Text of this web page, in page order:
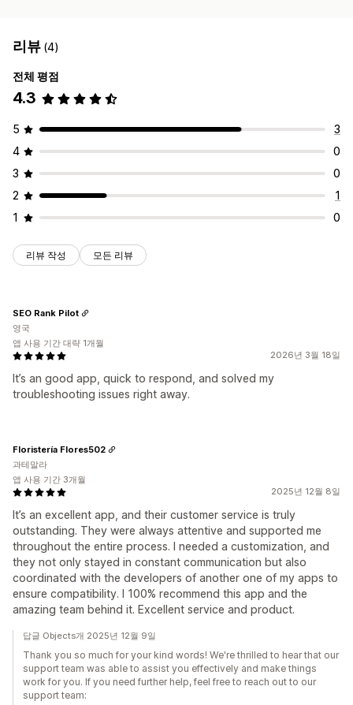
리뷰 (4)
전체 평점
4.3
5
3
4
0
3
0
2
1
1
0
리뷰 작성 모든 리뷰
2026년 3월 18일
It’s an good app, quick to respond, and solved my
troubleshooting issues right away.
SEO Rank Pilot
영국
앱 사용 기간 대략 1개월
2025년 12월 8일
It’s an excellent app, and their customer service is truly
outstanding. They were always attentive and supported me
throughout the entire process. I needed a customization, and
they not only stayed in constant communication but also
coordinated with the developers of another one of my apps to
ensure compatibility. I 100% recommend this app and the
amazing team behind it. Excellent service and product.
Floristería Flores502
과테말라
앱 사용 기간 3개월
답글 Objects개 2025년 12월 9일
Thank you so much for your kind words! We're thrilled to hear that our
support team was able to assist you effectively and make things
work for you. If you need further help, feel free to reach out to our
support team: